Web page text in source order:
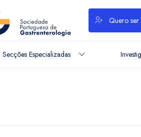
Quero
Secções Especializadas